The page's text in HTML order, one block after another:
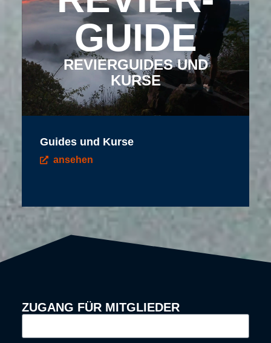
GUIDE
REVIERGUIDES UND
KURSE
Guides und Kurse
ansehen
ZUGANG FÜR MITGLIEDER